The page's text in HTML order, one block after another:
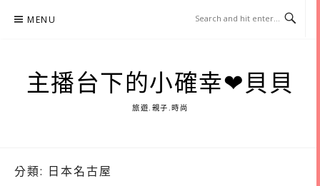
MENU
主播台下的小確幸❤貝貝
旅遊.親子.時尚
分類: 日本名古屋